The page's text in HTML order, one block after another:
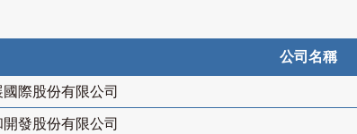
公司名稱
國際股份有限公司
開發股份有限公司